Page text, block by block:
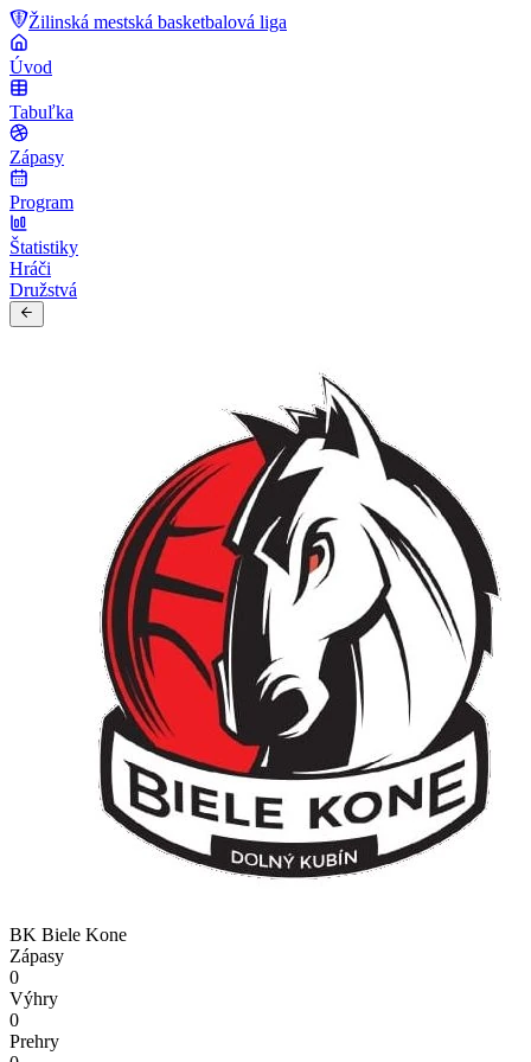
Žilinská mestská basketbalová liga
Úvod
Tabuľka
Zápasy
Program
Štatistiky
Hráči
Družstvá
BK Biele Kone
Zápasy
0
Výhry
0
Prehry